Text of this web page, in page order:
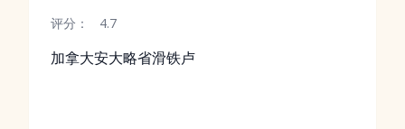
评分： 4.7
加拿大安大略省滑铁卢